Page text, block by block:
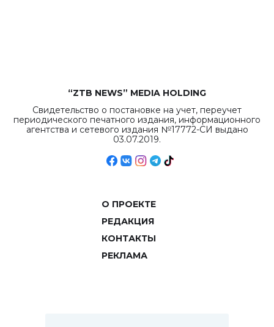
“ZTB NEWS” MEDIA HOLDING
Свидетельство о постановке на учет, переучет
периодического печатного издания, информационного
агентства и сетевого издания №17772-СИ выдано
03.07.2019.
О ПРОЕКТЕ
РЕДАКЦИЯ
КОНТАКТЫ
РЕКЛАМА